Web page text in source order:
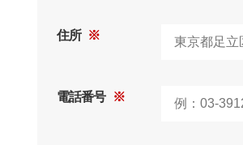
住所 ※
電話番号 ※